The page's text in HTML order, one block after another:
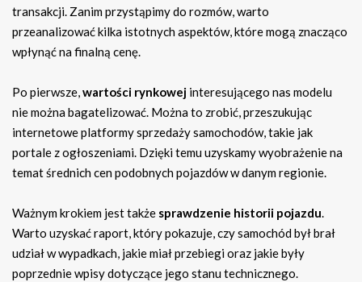
transakcji. Zanim przystąpimy do rozmów, warto
przeanalizować kilka istotnych aspektów, które mogą znacząco
wpłynąć na finalną cenę.
Po pierwsze,wartości rynkowej interesującego nas modelu
nie można bagatelizować. Można to zrobić, przeszukując
internetowe platformy sprzedaży samochodów, takie jak
portale z ogłoszeniami. Dzięki temu uzyskamy wyobrażenie na
temat średnich cen podobnych pojazdów w danym regionie.
Ważnym krokiem jest także sprawdzenie historii pojazdu.
Warto uzyskać raport, który pokazuje, czy samochód był brał
udział w wypadkach, jakie miał przebiegi oraz jakie były
poprzednie wpisy dotyczące jego stanu technicznego.